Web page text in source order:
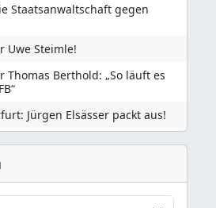
Staatsanwaltschaft gegen
Uwe Steimle!
Thomas Berthold: „So läuft es
Jürgen Elsässer packt aus!